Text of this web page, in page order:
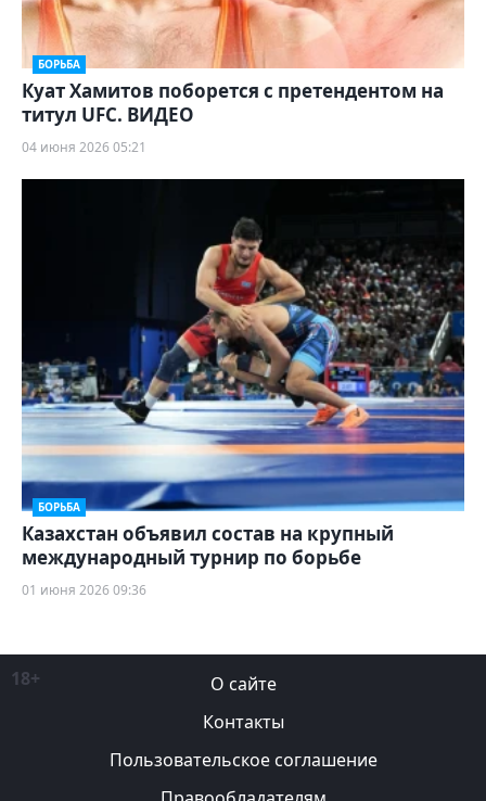
БОРЬБА
Куат Хамитов поборется с претендентом на
титул UFC. ВИДЕО
04 июня 2026 05:21
БОРЬБА
Казахстан объявил состав на крупный
международный турнир по борьбе
01 июня 2026 09:36
18+
О сайте
Контакты
Пользовательское соглашение